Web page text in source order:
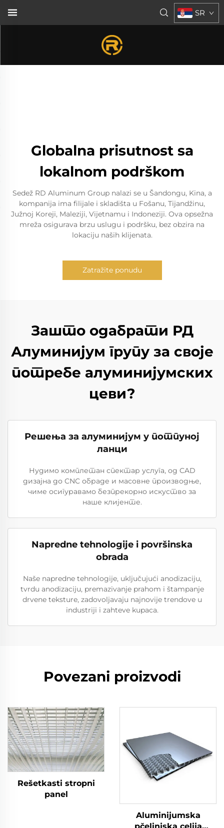
SR
Globalna prisutnost sa
lokalnom podrškom
Sedež RD Aluminum Group nalazi se u Šandongu, Kina, a
kompanija ima filijale i skladišta u Fošanu, Tijandžinu,
Južnoj Koreji, Maleziji, Vijetnamu i Indoneziji. Ova opsežna
mreža osigurava brzu uslugu i podršku, bez obzira na
lokaciju naših klijenata.
Zatražite ponudu
Зашто одабрати РД
Алуминијум групу за своје
потребе алуминијумских
цеви?
Решења за алуминијум у потпуној
ланци
Нудимо комплетан спектар услуга, од CAD
дизајна до CNC обраде и масовне производње,
чиме осигуравамо безпрекорно искуство за
наше клијенте.
Napredne tehnologije i površinska
obrada
Naše napredne tehnologije, uključujući anodizaciju,
tvrdu anodizaciju, premazivanje prahom i štampanje
drvene teksture, zadovoljavaju najnovije trendove u
industriji i zahteve kupaca.
Povezani proizvodi
Rešetkasti stropni
panel
Aluminijumska